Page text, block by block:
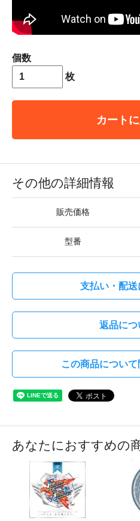
個数
枚
カート
その他の詳細情報
販売価格
型番
支払い・配送
返品につ
この商品につい
あなたにおすすめの